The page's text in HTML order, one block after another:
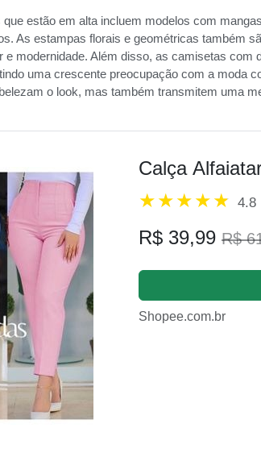
estão em alta incluem modelos com
As estampas florais e geométricas também
modernidade. Além disso, as camisetas com
uma crescente preocupação com a moda
o look, mas também transmitem uma
Calça
4.8
R$ 39,99 R$
Shopee.com.br